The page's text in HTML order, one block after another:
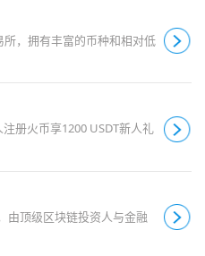
，拥有丰富的币种和相对低
册火币享1200 USDT新人礼
由顶级区块链投资人与金融